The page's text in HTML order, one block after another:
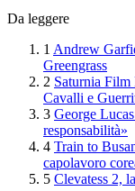
Da leggere
1 Andrew
Greengrass
2 Saturnia Film
Cavalli e
3 George
responsabilità»
4 Train to
capolavoro
5 Clevatess 2,